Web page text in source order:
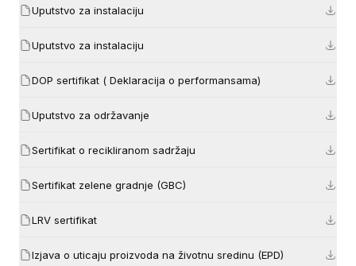
Uputstvo za instalaciju
Uputstvo za instalaciju
DOP sertifikat ( Deklaracija o performansama)
Uputstvo za održavanje
Sertifikat o recikliranom sadržaju
Sertifikat zelene gradnje (GBC)
LRV sertifikat
Izjava o uticaju proizvoda na životnu sredinu (EPD)